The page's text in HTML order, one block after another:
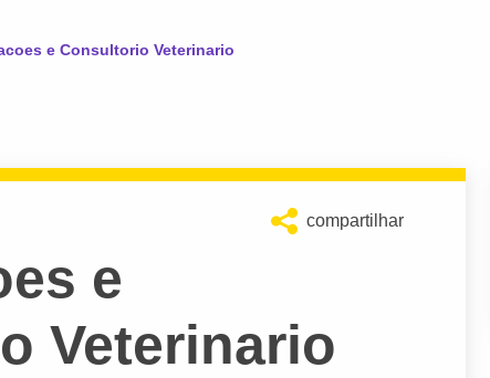
e Consultorio Veterinario
compartilhar
e
Veterinario